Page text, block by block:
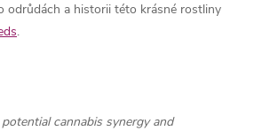
odrůdách a historii této krásné rostliny
.
cannabis synergy and